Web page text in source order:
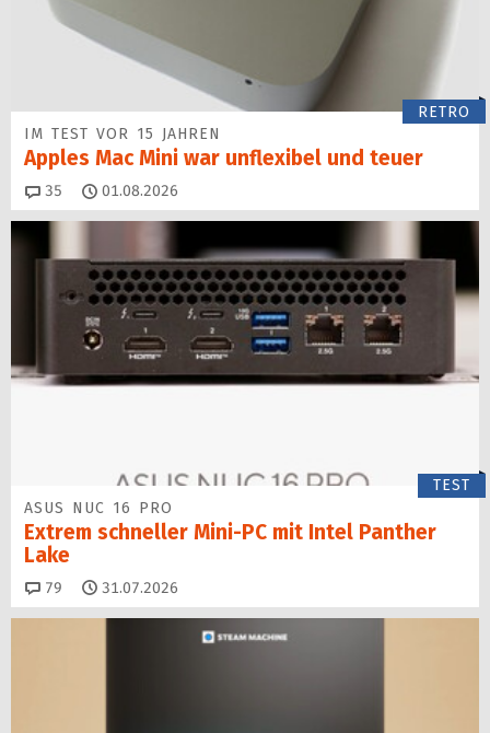
RETRO
IM TEST VOR 15 JAHREN
Apples Mac Mini war unflexibel und teuer
35 Kommentare
01.08.2026
TEST
ASUS NUC 16 PRO
Extrem schneller Mini-PC mit Intel Panther
Lake
79 Kommentare
31.07.2026